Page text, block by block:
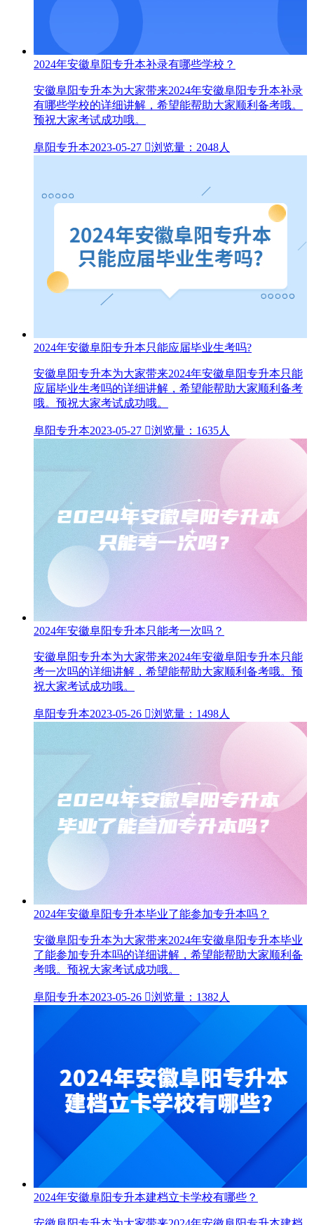
2024年安徽阜阳专升本补录有哪些学校？
安徽阜阳专升本为大家带来2024年安徽阜阳专升本补录
有哪些学校的详细讲解，希望能帮助大家顺利备考哦。
预祝大家考试成功哦。
阜阳专升本2023-05-27 浏览量：2048人
2024年安徽阜阳专升本只能应届毕业生考吗?
安徽阜阳专升本为大家带来2024年安徽阜阳专升本只能
应届毕业生考吗的详细讲解，希望能帮助大家顺利备考
哦。预祝大家考试成功哦。
阜阳专升本2023-05-27 浏览量：1635人
2024年安徽阜阳专升本只能考一次吗？
安徽阜阳专升本为大家带来2024年安徽阜阳专升本只能
考一次吗的详细讲解，希望能帮助大家顺利备考哦。预
祝大家考试成功哦。
阜阳专升本2023-05-26 浏览量：1498人
2024年安徽阜阳专升本毕业了能参加专升本吗？
安徽阜阳专升本为大家带来2024年安徽阜阳专升本毕业
了能参加专升本吗的详细讲解，希望能帮助大家顺利备
考哦。预祝大家考试成功哦。
阜阳专升本2023-05-26 浏览量：1382人
2024年安徽阜阳专升本建档立卡学校有哪些？